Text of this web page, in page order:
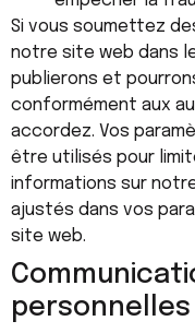
Si vous soumettez
notre site web dans
publierons et
conformément aux
accordez. Vos
être utilisés pour
informations sur
ajustés dans vos
site web.